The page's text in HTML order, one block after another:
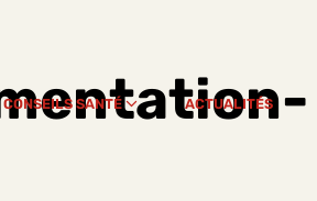
CONSEILS SANTÉ ACTUALITÉS